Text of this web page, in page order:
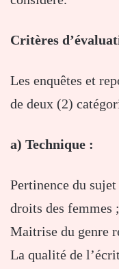
Critères
Les enquêtes et
de deux (2)
a) Technique :
Pertinence du
droits des femmes ;
Maitrise du genre
La qualité de